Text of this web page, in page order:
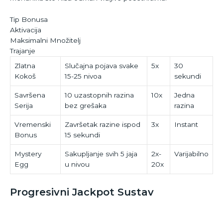
Tip Bonusa
Aktivacija
Maksimalni Množitelj
Trajanje
Zlatna
Kokoš
Slučajna pojava svake
15-25 nivoa
5x
30
sekundi
Savršena
Serija
10 uzastopnih razina
bez grešaka
10x
Jedna
razina
Vremenski
Bonus
Završetak razine ispod
15 sekundi
3x Instant
Mystery
Egg
Sakupljanje svih 5 jaja
u nivou
2x-
20x
Varijabilno
Progresivni Jackpot Sustav